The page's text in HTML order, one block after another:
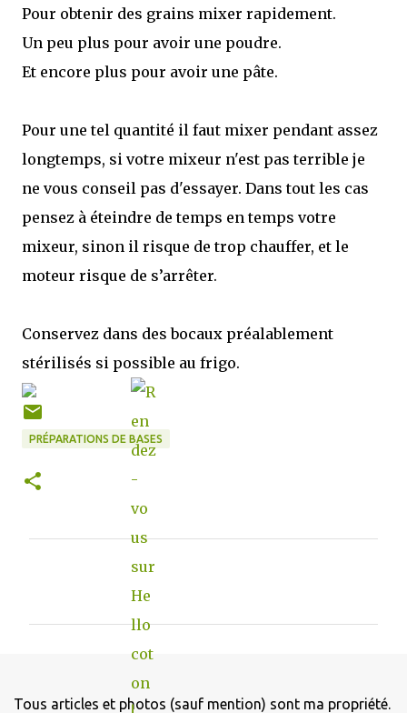
Pour obtenir des grains mixer rapidement.
Un peu plus pour avoir une poudre.
Et encore plus pour avoir une pâte.
Pour une tel quantité il faut mixer pendant assez
longtemps, si votre mixeur n'est pas terrible je
ne vous conseil pas d'essayer. Dans tout les cas
pensez à éteindre de temps en temps votre
mixeur, sinon il risque de trop chauffer, et le
moteur risque de s’arrêter.
Conservez dans des bocaux préalablement
stérilisés si possible au frigo.
PRÉPARATIONS DE BASES
Tous articles et photos (sauf mention) sont ma propriété.